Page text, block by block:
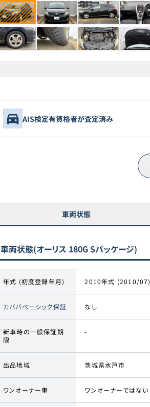
AIS検定有資格者が査定済み
車両状態
車両状態(オーリス 180G Sパッケージ)
年式 (初度登録年月) 2010年式 (2010/07)
カババベーシック保証 なし
新車時の一般保証期
限
-
出品地域 茨城県水戸市
ワンオーナー車 ワンオーナーではない